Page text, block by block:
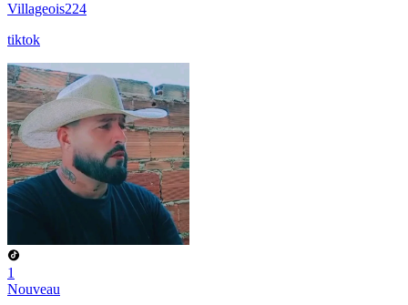
Villageois224
tiktok
1
Nouveau